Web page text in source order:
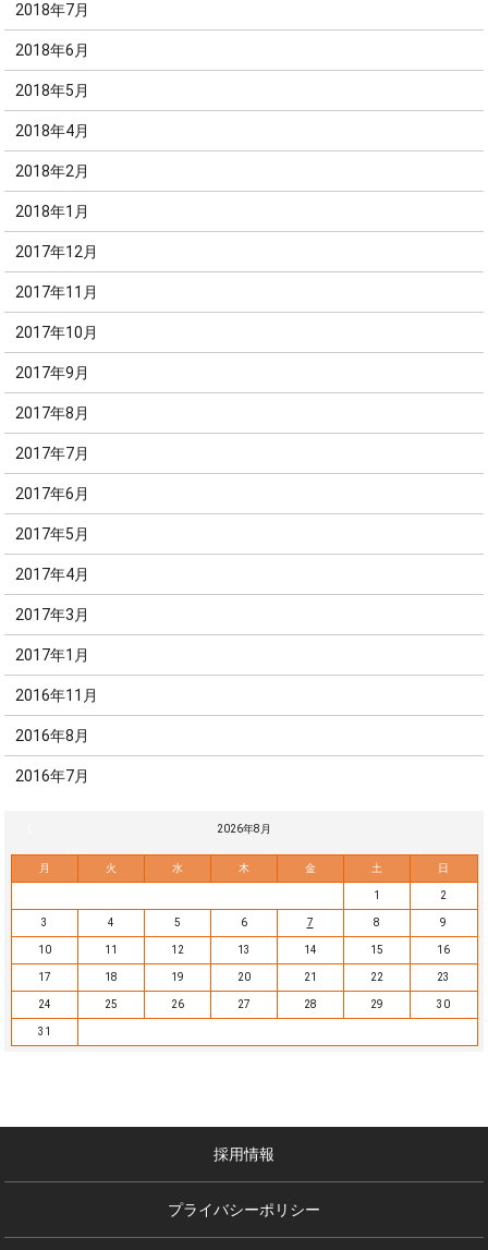
2018年7月
2018年6月
2018年5月
2018年4月
2018年2月
2018年1月
2017年12月
2017年11月
2017年10月
2017年9月
2017年8月
2017年7月
2017年6月
2017年5月
2017年4月
2017年3月
2017年1月
2016年11月
2016年8月
2016年7月
2026年8月
月 火 水 木 金 土 日
1 2
3 4 5 6 7 8 9
10 11 12 13 14 15 16
17 18 19 20 21 22 23
24 25 26 27 28 29 30
31
採用情報
プライバシーポリシー